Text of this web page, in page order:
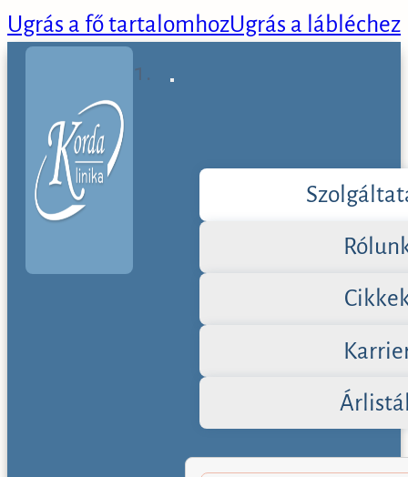
Ugrás a fő tartalomhozUgrás a lábléchez